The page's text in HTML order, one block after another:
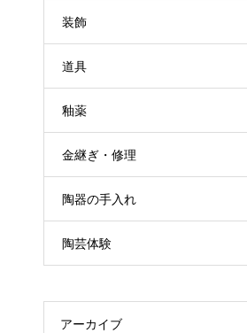
装飾
道具
釉薬
金継ぎ・修理
陶器の手入れ
陶芸体験
アーカイブ